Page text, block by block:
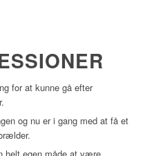
for at kunne gå efter
og nu er i gang med at få et